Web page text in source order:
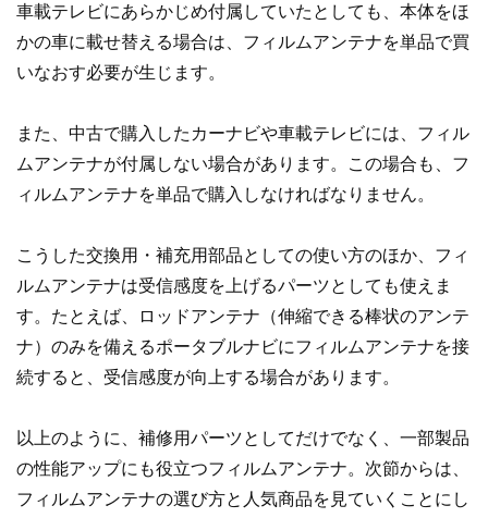
車載テレビにあらかじめ付属していたとしても、本体をほ
かの車に載せ替える場合は、フィルムアンテナを単品で買
いなおす必要が生じます。
また、中古で購入したカーナビや車載テレビには、フィル
ムアンテナが付属しない場合があります。この場合も、フ
ィルムアンテナを単品で購入しなければなりません。
こうした交換用・補充用部品としての使い方のほか、フィ
ルムアンテナは受信感度を上げるパーツとしても使えま
す。たとえば、ロッドアンテナ（伸縮できる棒状のアンテ
ナ）のみを備えるポータブルナビにフィルムアンテナを接
続すると、受信感度が向上する場合があります。
以上のように、補修用パーツとしてだけでなく、一部製品
の性能アップにも役立つフィルムアンテナ。次節からは、
フィルムアンテナの選び方と人気商品を見ていくことにし